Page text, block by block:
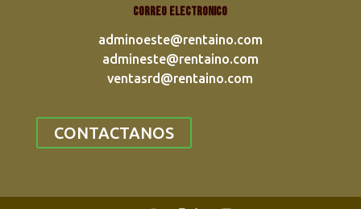
Correo electronico
adminoeste@rentaino.com
admineste@rentaino.com
ventasrd@rentaino.com
CONTACTANOS